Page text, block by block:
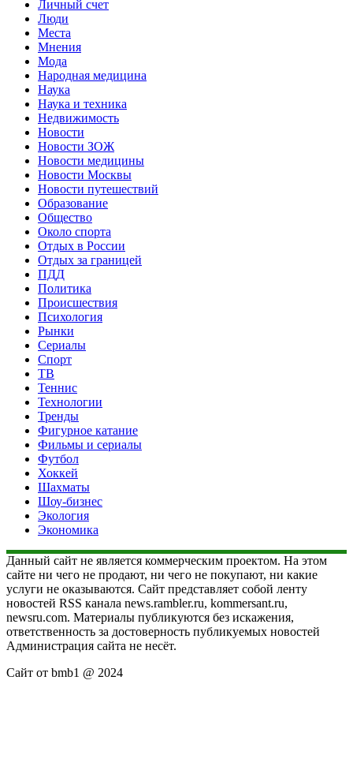
Личный счет
Люди
Места
Мнения
Мода
Народная медицина
Наука
Наука и техника
Недвижимость
Новости
Новости ЗОЖ
Новости медицины
Новости Москвы
Новости путешествий
Образование
Общество
Около спорта
Отдых в России
Отдых за границей
ПДД
Политика
Происшествия
Психология
Рынки
Сериалы
Спорт
ТВ
Теннис
Технологии
Тренды
Фигурное катание
Фильмы и сериалы
Футбол
Хоккей
Шахматы
Шоу-бизнес
Экология
Экономика
Данный сайт не является коммерческим проектом. На этом
сайте ни чего не продают, ни чего не покупают, ни какие
услуги не оказываются. Сайт представляет собой ленту
новостей RSS канала news.rambler.ru, kommersant.ru,
newsru.com. Материалы публикуются без искажения,
ответственность за достоверность публикуемых новостей
Администрация сайта не несёт.
Сайт от bmb1 @ 2024